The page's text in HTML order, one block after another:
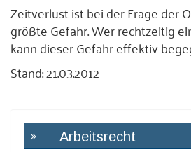
Zeitverlust ist bei der Frage der
größte Gefahr. Wer rechtzeitig
kann dieser Gefahr effektiv
Stand: 21.03.2012
Arbeitsrecht